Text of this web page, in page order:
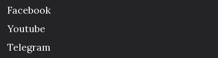
Facebook
Youtube
Telegram